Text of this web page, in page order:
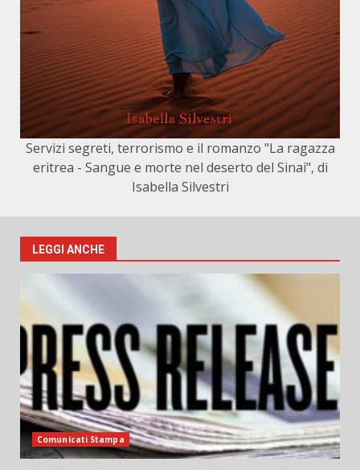
Servizi segreti, terrorismo e il romanzo "La ragazza
eritrea - Sangue e morte nel deserto del Sinai", di
Isabella Silvestri
LEGGI ANCHE
Comunicati Stampa